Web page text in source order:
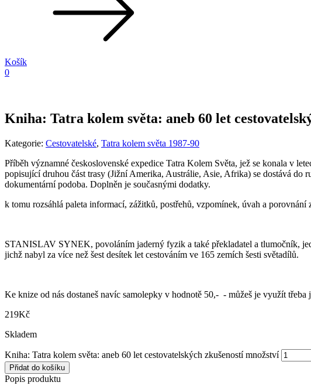
Košík
0
Kniha: Tatra kolem světa: aneb 60 let
Kategorie: Cestovatelské, Tatra kolem světa 1987-90
Příběh významné československé expedice Tatra Kolem Světa, jež se konala v
popisující druhou část trasy (Jižní Amerika, Austrálie, Asie, Afrika) se dostává do
dokumentární podoba. Doplněn je současnými dodatky.
k tomu rozsáhlá paleta informací, zážitků, postřehů, vzpomínek, úvah a
STANISLAV SYNEK, povoláním jaderný fyzik a také překladatel a tlumočník,
jichž nabyl za více než šest desítek let cestováním ve 165 zemích šesti světadílů.
Ke knize od nás dostaneš navíc samolepky v hodnotě 50,- - můžeš je využít
219Kč
Skladem
Kniha: Tatra kolem světa: aneb 60 let cestovatelských zkušeností množství
Přidat do košíku
Popis produktu